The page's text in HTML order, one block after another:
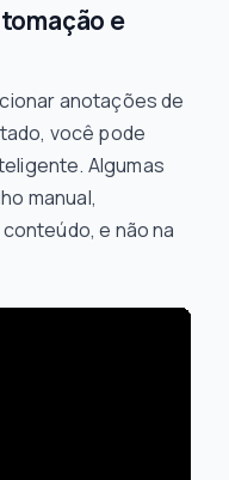
e
anotações de
você pode
Algumas
manual,
conteúdo, e não na